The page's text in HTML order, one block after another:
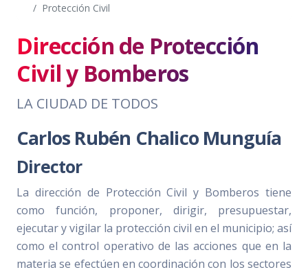
Protección Civil
Dirección de Protección
Civil y Bomberos
LA CIUDAD DE TODOS
Carlos Rubén Chalico Munguía
Director
La dirección de Protección Civil y Bomberos tiene
como función, proponer, dirigir, presupuestar,
ejecutar y vigilar la protección civil en el municipio; así
como el control operativo de las acciones que en la
materia se efectúen en coordinación con los sectores